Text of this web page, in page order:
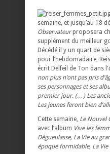
semaine, et jusqu’au 18
Observateurproposera
supplément du meilleur
Décédé il y un quart de
pour l’hebdomadaire,
écrit Delfeil de Ton dans l’
non plus n’ont pas pris
ses personnages et ses
premier jour. (…) Les
Les jeunes feront bien
Cette semaine, Le Nouvel
avec l’album Vive les
Dégueulasse, La Vie au
époque formidable, La Vie